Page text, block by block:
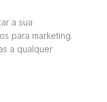
a sua
para marketing.
a qualquer